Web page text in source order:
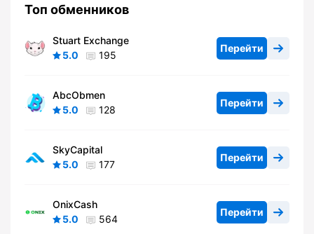
Топ обменников
Stuart Exchange
5.0
195
Перейти
AbcObmen
5.0
128
Перейти
SkyCapital
5.0
177
Перейти
OnixCash
5.0
564
Перейти